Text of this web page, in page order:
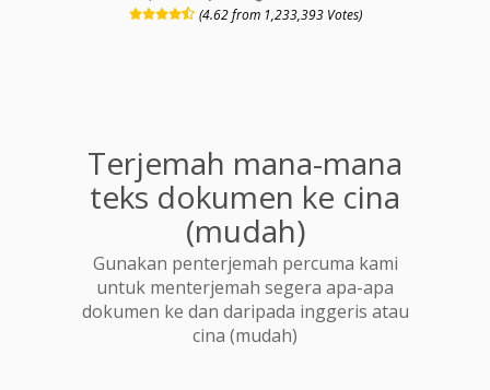
(4.62 from 1,233,393 Votes)
Terjemah mana-mana
teks dokumen ke cina
(mudah)
Gunakan penterjemah percuma kami
untuk menterjemah segera apa-apa
dokumen ke dan daripada inggeris atau
cina (mudah)